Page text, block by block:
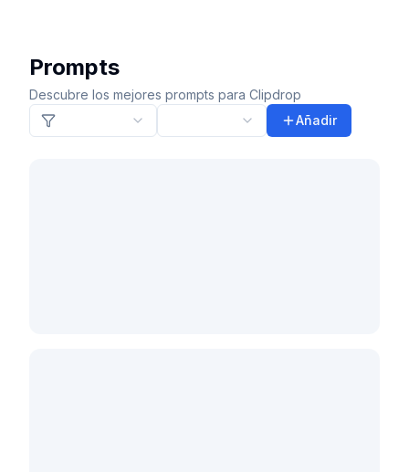
Prompts
Descubre los mejores prompts para Clipdrop
Añadir